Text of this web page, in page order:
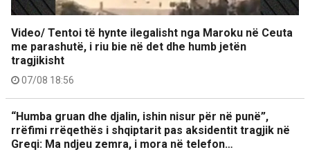
Video/ Tentoi të hynte ilegalisht nga Maroku në Ceuta
me parashutë, i riu bie në det dhe humb jetën
tragjikisht
07/08 18:56
“Humba gruan dhe djalin, ishin nisur për në punë”,
rrëfimi rrëqethës i shqiptarit pas aksidentit tragjik në
Greqi: Ma ndjeu zemra, i mora në telefon…